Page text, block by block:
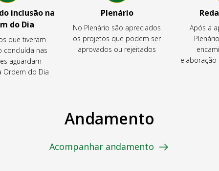
inclusão na
do Dia
que tiveram
concluída nas
aguardam
Ordem do Dia
Plenário
No Plenário são apreciados
os projetos que podem ser
aprovados ou rejeitados
Após a
elaboração
Andamento
Acompanhar andamento